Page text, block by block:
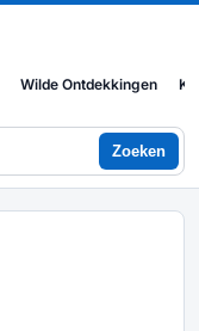
Wilde Ontdekkingen
Zoeken